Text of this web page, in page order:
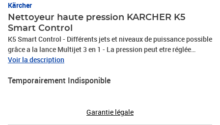
Kärcher
Nettoyeur haute pression KARCHER K5
Smart Control
K5 Smart Control - Différents jets et niveaux de puissance possible
grâce a la lance Multijet 3 en 1 - La pression peut etre réglée
directement sur la poignée via les boutons " + et -" avec control
garden Kärcher.
Voir la description
Temporairement Indisponible
Garantie légale